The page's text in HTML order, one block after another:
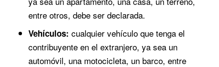
entre otros, debe ser declarada.
Vehículos: cualquier vehículo que tenga el
contribuyente en el extranjero, ya sea un
automóvil, una motocicleta, un barco, entre